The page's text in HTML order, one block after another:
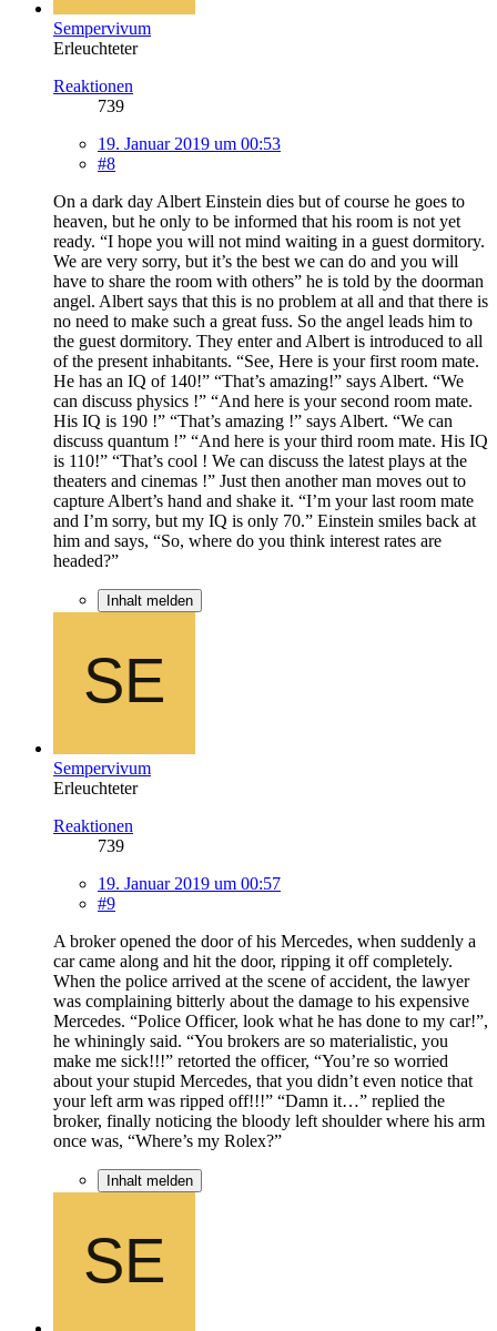
Sempervivum
Erleuchteter
Reaktionen
739
19. Januar 2019 um 00:53
#8
On a dark day Albert Einstein dies but of course he goes to
heaven, but he only to be informed that his room is not yet
ready. “I hope you will not mind waiting in a guest dormitory.
We are very sorry, but it’s the best we can do and you will
have to share the room with others” he is told by the doorman
angel. Albert says that this is no problem at all and that there is
no need to make such a great fuss. So the angel leads him to
the guest dormitory. They enter and Albert is introduced to all
of the present inhabitants. “See, Here is your first room mate.
He has an IQ of 140!” “That’s amazing!” says Albert. “We
can discuss physics !” “And here is your second room mate.
His IQ is 190 !” “That’s amazing !” says Albert. “We can
discuss quantum !” “And here is your third room mate. His IQ
is 110!” “That’s cool ! We can discuss the latest plays at the
theaters and cinemas !” Just then another man moves out to
capture Albert’s hand and shake it. “I’m your last room mate
and I’m sorry, but my IQ is only 70.” Einstein smiles back at
him and says, “So, where do you think interest rates are
headed?”
Inhalt melden
Sempervivum
Erleuchteter
Reaktionen
739
19. Januar 2019 um 00:57
#9
A broker opened the door of his Mercedes, when suddenly a
car came along and hit the door, ripping it off completely.
When the police arrived at the scene of accident, the lawyer
was complaining bitterly about the damage to his expensive
Mercedes. “Police Officer, look what he has done to my car!”,
he whiningly said. “You brokers are so materialistic, you
make me sick!!!” retorted the officer, “You’re so worried
about your stupid Mercedes, that you didn’t even notice that
your left arm was ripped off!!!” “Damn it…” replied the
broker, finally noticing the bloody left shoulder where his arm
once was, “Where’s my Rolex?”
Inhalt melden